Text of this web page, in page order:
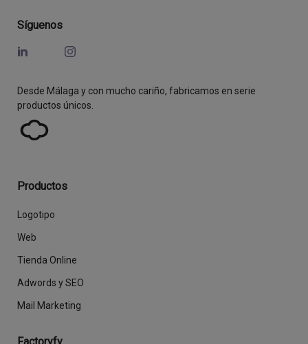
Síguenos
Desde Málaga y con mucho cariño, fabricamos en serie
productos únicos.
Productos
Logotipo
Web
Tienda Online
Adwords y SEO
Mail Marketing